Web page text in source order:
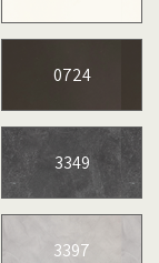
0724
3349
3397